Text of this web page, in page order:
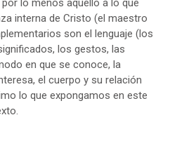
lo menos aquello a lo que
interna de Cristo (el maestro
son el lenguaje (los
los gestos, las
en que se conoce, la
el cuerpo y su relación
lo que expongamos en este